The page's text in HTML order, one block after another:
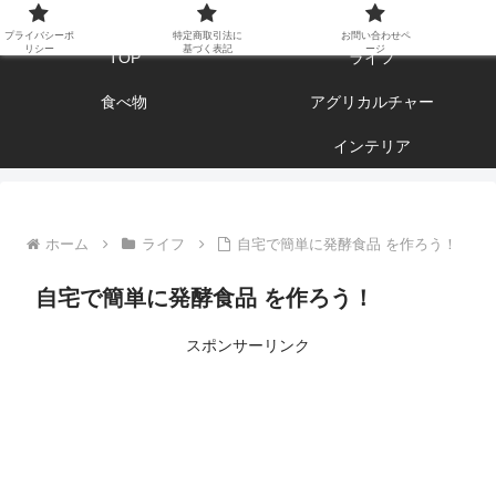
エンジョイ ブログライフ
TOP ライフ
食べ物 アグリカルチャー
インテリア
ホーム ライフ 自宅で簡単に発酵食品 を作ろう！
自宅で簡単に発酵食品 を作ろう！
スポンサーリンク
プライバシーポ
リシー
特定商取引法に
基づく表記
お問い合わせペ
ージ